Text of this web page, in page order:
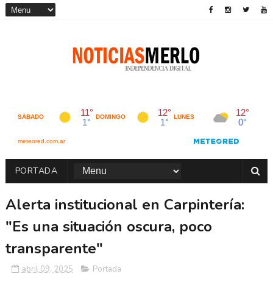
PORTADA
Alerta institucional en Carpintería:
"Es una situación oscura, poco
transparente"
abril 09, 2025 Portada